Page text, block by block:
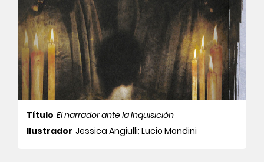
Título El narrador ante la Inquisición
Ilustrador Jessica Angiulli; Lucio Mondini